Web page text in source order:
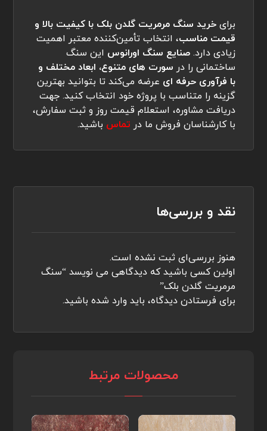
برایخرید سنگ مرمریت گلدن بلک با کیفیت بالا و
قیمت مناسب، انتخاب تأمین‌کننده معتبر اهمیت
زیادی دارد.صنایع سنگ اورانوس این سنگ
ساختمانی را در سورت‌ های متنوع، ابعاد مختلف و
با فرآوری حرفه‌ ای عرضه می‌کند تا بتوانید بهترین
گزینه را متناسب با پروژه خود انتخاب کنید. جهت
دریافت مشاوره، استعلام قیمت روز و ثبت سفارش،
با کارشناسان فروش ما در تماس باشید.
نقد و بررسی‌ها
هنوز بررسی‌ای ثبت نشده است.
اولین کسی باشید که دیدگاهی می نویسد “سنگ
مرمریت گلدن بلک”
برای فرستادن دیدگاه، باید وارد شده باشید.
محصولات مرتبط